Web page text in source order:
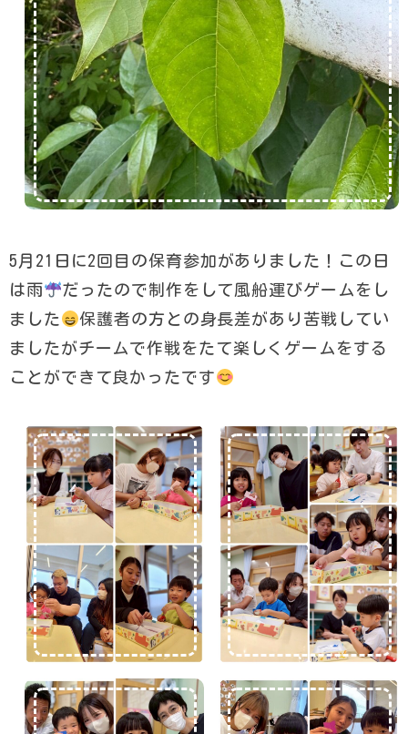
5月21日に2回目の保育参加がありました！この日
は雨
だったので制作をして風船運びゲームをし
ました
保護者の方との身長差があり苦戦してい
ましたがチームで作戦をたて楽しくゲームをする
ことができて良かったです